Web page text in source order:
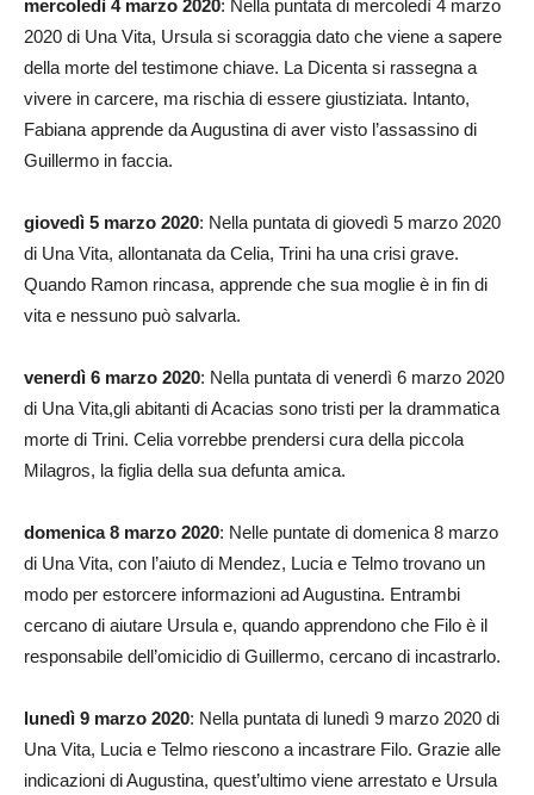
mercoledì 4 marzo 2020: Nella puntata di mercoledì 4 marzo
2020 di Una Vita, Ursula si scoraggia dato che viene a sapere
della morte del testimone chiave. La Dicenta si rassegna a
vivere in carcere, ma rischia di essere giustiziata. Intanto,
Fabiana apprende da Augustina di aver visto l’assassino di
Guillermo in faccia.
giovedì 5 marzo 2020: Nella puntata di giovedì 5 marzo 2020
di Una Vita, allontanata da Celia, Trini ha una crisi grave.
Quando Ramon rincasa, apprende che sua moglie è in fin di
vita e nessuno può salvarla.
venerdì 6 marzo 2020: Nella puntata di venerdì 6 marzo 2020
di Una Vita,gli abitanti di Acacias sono tristi per la drammatica
morte di Trini. Celia vorrebbe prendersi cura della piccola
Milagros, la figlia della sua defunta amica.
domenica 8 marzo 2020: Nelle puntate di domenica 8 marzo
di Una Vita, con l’aiuto di Mendez, Lucia e Telmo trovano un
modo per estorcere informazioni ad Augustina. Entrambi
cercano di aiutare Ursula e, quando apprendono che Filo è il
responsabile dell’omicidio di Guillermo, cercano di incastrarlo.
lunedì 9 marzo 2020: Nella puntata di lunedì 9 marzo 2020 di
Una Vita, Lucia e Telmo riescono a incastrare Filo. Grazie alle
indicazioni di Augustina, quest’ultimo viene arrestato e Ursula